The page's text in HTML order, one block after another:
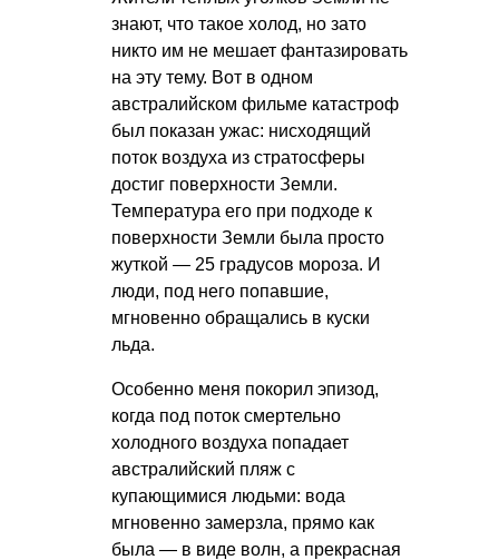
знают, что такое холод, но зато
никто им не мешает фантазировать
на эту тему. Вот в одном
австралийском фильме катастроф
был показан ужас: нисходящий
поток воздуха из стратосферы
достиг поверхности Земли.
Температура его при подходе к
поверхности Земли была просто
жуткой — 25 градусов мороза. И
люди, под него попавшие,
мгновенно обращались в куски
льда.
Особенно меня покорил эпизод,
когда под поток смертельно
холодного воздуха попадает
австралийский пляж с
купающимися людьми: вода
мгновенно замерзла, прямо как
была — в виде волн, а прекрасная